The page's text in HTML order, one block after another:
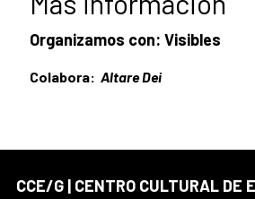
Organizamos con: Visibles
Colabora: Altare Dei
CCE/G | CENTRO CULTURAL DE